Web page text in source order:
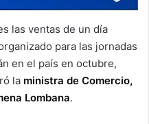
las ventas de un día
para las jornadas
en el país en octubre,
la ministra de Comercio,
Lombana.